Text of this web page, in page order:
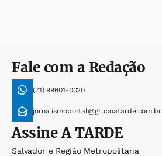
Fale com a Redação
(71) 99601-0020
jornalismoportal@grupoatarde.com.br
AssineA TARDE
Salvador e Região Metropolitana